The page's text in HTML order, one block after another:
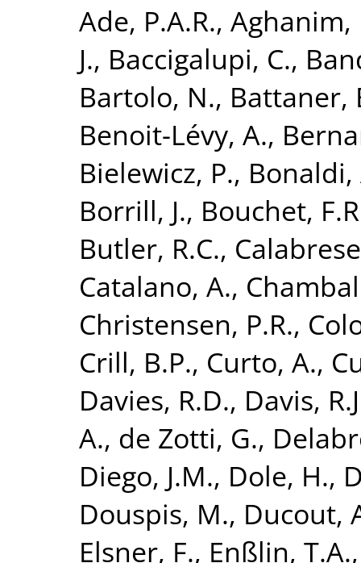
Ade, P.A.R., Aghanim,
J., Baccigalupi, C.,
Bartolo, N., Battaner,
Benoit-Lévy, A.,
Bielewicz, P., Bonaldi,
Borrill, J., Bouchet,
Butler, R.C.,
Catalano, A.,
Christensen, P.R.,
Crill, B.P., Curto, A.,
Davies, R.D., Davis,
A., de Zotti, G.,
Diego, J.M., Dole, H.,
Douspis, M., Ducout,
Elsner, F., Enßlin, T.A.